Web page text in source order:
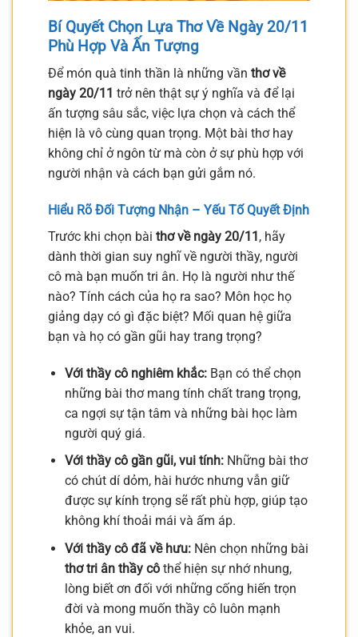
Bí Quyết Chọn Lựa Thơ Về Ngày 20/11
Phù Hợp Và Ấn Tượng
Để món quà tinh thần là những vần thơ về
ngày 20/11 trở nên thật sự ý nghĩa và để lại
ấn tượng sâu sắc, việc lựa chọn và cách thể
hiện là vô cùng quan trọng. Một bài thơ hay
không chỉ ở ngôn từ mà còn ở sự phù hợp với
người nhận và cách bạn gửi gắm nó.
Hiểu Rõ Đối Tượng Nhận – Yếu Tố Quyết Định
Trước khi chọn bài thơ về ngày 20/11, hãy
dành thời gian suy nghĩ về người thầy, người
cô mà bạn muốn tri ân. Họ là người như thế
nào? Tính cách của họ ra sao? Môn học họ
giảng dạy có gì đặc biệt? Mối quan hệ giữa
bạn và họ có gần gũi hay trang trọng?
Với thầy cô nghiêm khắc:Bạn có thể chọn
những bài thơ mang tính chất trang trọng,
ca ngợi sự tận tâm và những bài học làm
người quý giá.
Với thầy cô gần gũi, vui tính:Những bài thơ
có chút dí dỏm, hài hước nhưng vẫn giữ
được sự kính trọng sẽ rất phù hợp, giúp tạo
không khí thoải mái và ấm áp.
Với thầy cô đã về hưu:Nên chọn những bài
thơ tri ân thầy côthể hiện sự nhớ nhung,
lòng biết ơn đối với những cống hiến trọn
đời và mong muốn thầy cô luôn mạnh
khỏe, an vui.